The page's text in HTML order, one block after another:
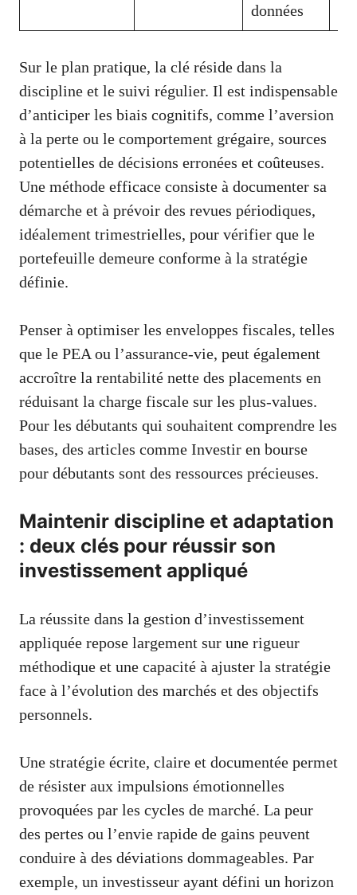
données
Sur le plan pratique, la clé réside dans la
discipline et le suivi régulier. Il est indispensable
d’anticiper les biais cognitifs, comme l’aversion
à la perte ou le comportement grégaire, sources
potentielles de décisions erronées et coûteuses.
Une méthode efficace consiste à documenter sa
démarche et à prévoir des revues périodiques,
idéalement trimestrielles, pour vérifier que le
portefeuille demeure conforme à la stratégie
définie.
Penser à optimiser les enveloppes fiscales, telles
que le PEA ou l’assurance-vie, peut également
accroître la rentabilité nette des placements en
réduisant la charge fiscale sur les plus-values.
Pour les débutants qui souhaitent comprendre les
bases, des articles comme Investir en bourse
pour débutants sont des ressources précieuses.
Maintenir discipline et adaptation
: deux clés pour réussir son
investissement appliqué
La réussite dans la gestion d’investissement
appliquée repose largement sur une rigueur
méthodique et une capacité à ajuster la stratégie
face à l’évolution des marchés et des objectifs
personnels.
Une stratégie écrite, claire et documentée permet
de résister aux impulsions émotionnelles
provoquées par les cycles de marché. La peur
des pertes ou l’envie rapide de gains peuvent
conduire à des déviations dommageables. Par
exemple, un investisseur ayant défini un horizon